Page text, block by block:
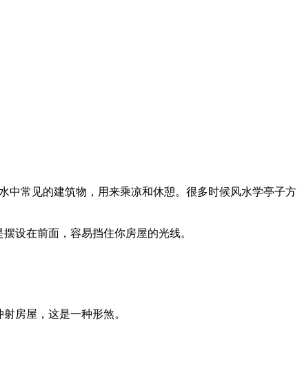
中常见的建筑物，用来乘凉和休憩。很多时候风水学亭子方
设在前面，容易挡住你房屋的光线。
房屋，这是一种形煞。